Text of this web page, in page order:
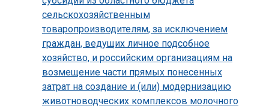
сельскохозяйственным
товаропроизводителям, за исключением
граждан, ведущих личное подсобное
хозяйство, и российским организациям на
возмещение части прямых понесенных
затрат на создание и (или) модернизацию
животноводческих комплексов молочного